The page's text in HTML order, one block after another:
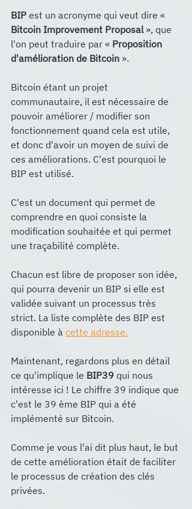
BIP est un acronyme qui veut dire «
Bitcoin Improvement Proposal », que
l'on peut traduire par « Proposition
d'amélioration de Bitcoin ».
Bitcoin étant un projet
communautaire, il est nécessaire de
pouvoir améliorer / modifier son
fonctionnement quand cela est utile,
et donc d'avoir un moyen de suivi de
ces améliorations. C'est pourquoi le
BIP est utilisé.
C'est un document qui permet de
comprendre en quoi consiste la
modification souhaitée et qui permet
une traçabilité complète.
Chacun est libre de proposer son idée,
qui pourra devenir un BIP si elle est
validée suivant un processus très
strict. La liste complète des BIP est
disponible à cette adresse.
Maintenant, regardons plus en détail
ce qu'implique le BIP39 qui nous
intéresse ici ! Le chiffre 39 indique que
c'est le 39 ème BIP qui a été
implémenté sur Bitcoin.
Comme je vous l'ai dit plus haut, le but
de cette amélioration était de faciliter
le processus de création des clés
privées.